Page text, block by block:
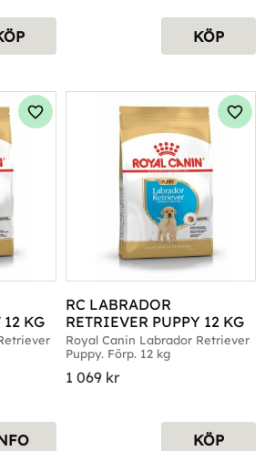
KÖP
12 KG
Lägg till i favoriter
RC LABRADOR
RETRIEVER PUPPY 12 KG
Royal Canin Labrador Retriever
Puppy. Förp. 12 kg
1 069 kr
KÖP